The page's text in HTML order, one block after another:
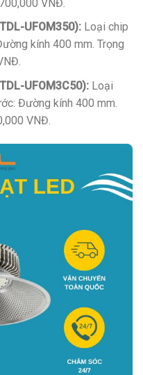
VNĐ.
UFOM350):Loại chip
kính 400 mm. Trọng
UFOM3C50):Loại
Đường kính 400 mm.
VNĐ.